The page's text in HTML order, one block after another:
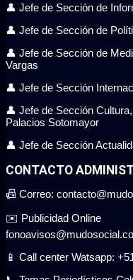
👤 Jefe de Sección de
👤 Jefe de Sección de
👤 Jefe de Sección de
Vargas
👤 Jefe de Sección
👤 Jefe de Sección
Palacios Sotomayor
👤 Jefe de Sección
CONTACTO
📠 Correo:
✉️ Publicidad Online
📱 Call center Watsapp: